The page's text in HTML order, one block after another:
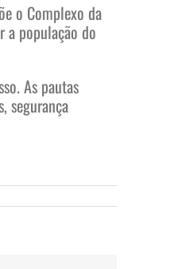
o Complexo da
a população do
As pautas
segurança